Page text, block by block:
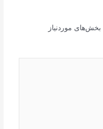
بخش‌های موردنیاز